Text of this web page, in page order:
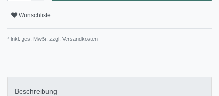
Wunschliste
* inkl. ges. MwSt. zzgl. Versandkosten
Beschreibung